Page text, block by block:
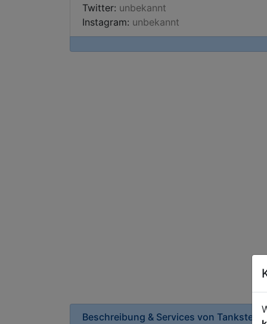
Twitter: unbekannt
Instagram: unbekannt
Beschreibung & Services von Tankstelle